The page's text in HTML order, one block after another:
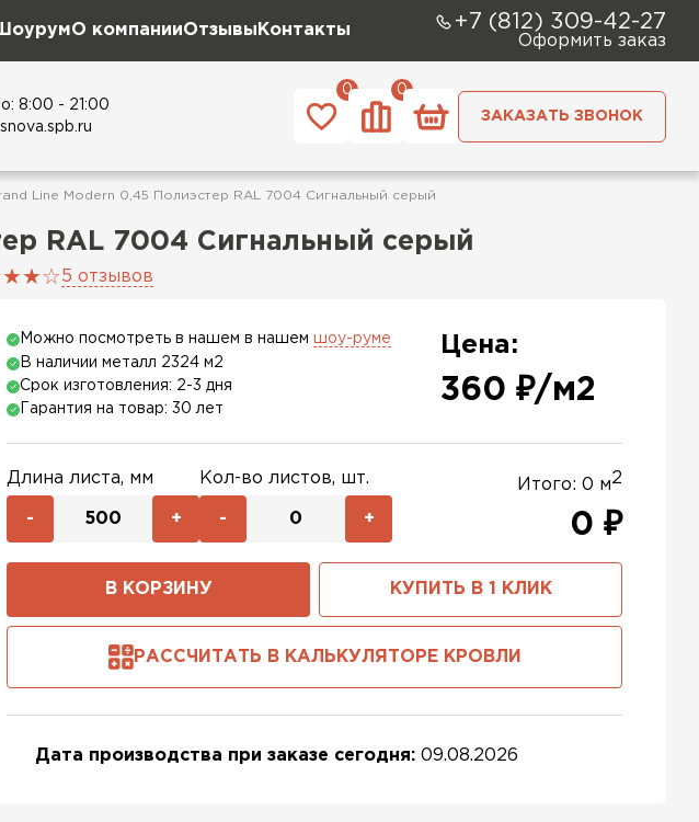
О компанииОтзывы Контакты +7 (812) 309-42-27
Оформить заказ
8:00 - 21:00
0
0
ЗАКАЗАТЬ ЗВОНОК
Line Modern 0,45 Полиэстер RAL 7004 Сигнальный серый
RAL 7004 Сигнальный серый
5 отзывов
Можно посмотреть в нашем в нашем шоу-руме
В наличии металл 2324 м2
Срок изготовления: 2-3 дня
Гарантия на товар: 30 лет
Цена:
360 ₽/м2
Длина листа, мм
- +
Кол-во листов, шт.
- +
Итого: 0 м2
0 ₽
В КОРЗИНУ КУПИТЬ В 1 КЛИК
РАССЧИТАТЬ В КАЛЬКУЛЯТОРЕ КРОВЛИ
Дата производства при заказе сегодня: 09.08.2026